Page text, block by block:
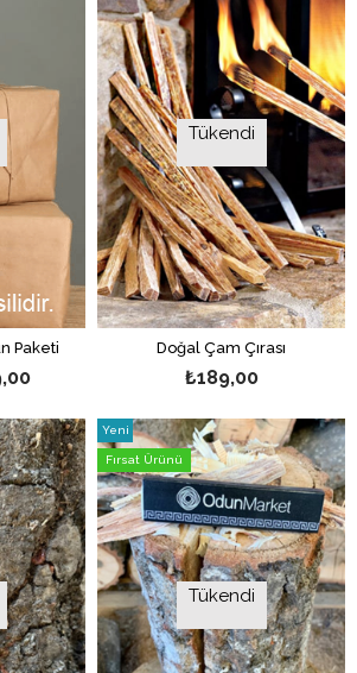
Paketi
Tükendi
Doğal Çam Çırası
₺189,00
Tükendi
Yeni
Ürün
Fırsat Ürünü